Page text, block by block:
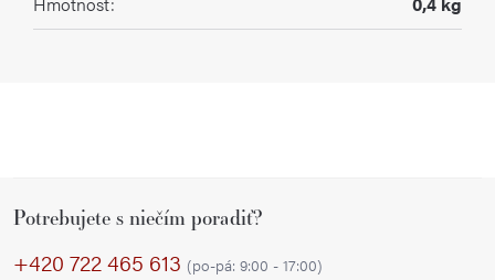
Potrebujete s niečím poradiť?
+420 722 465 613 (po-pá: 9:00 - 17:00)